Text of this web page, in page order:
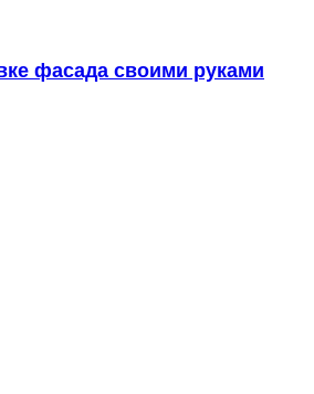
фасада своими руками